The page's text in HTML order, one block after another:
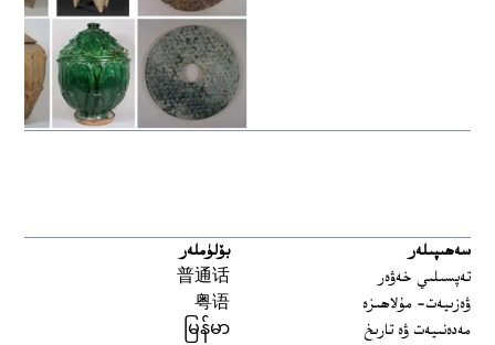
سەھىپىلەر
تەپسىلىي خەۋەر
ۋەزىيەت- مۇلاھىزە
مەدەنىيەت ۋە تارىخ
بۆلۈملەر
普通话
粤语
မြန်မာ